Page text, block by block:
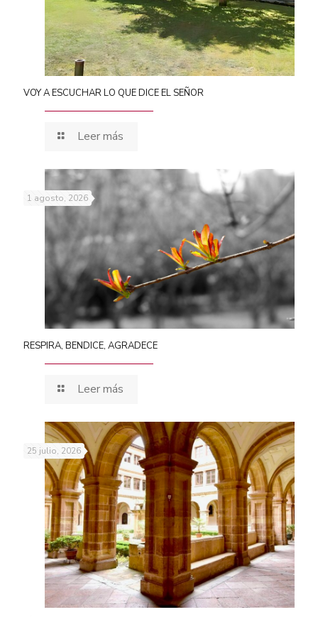
VOY A ESCUCHAR LO QUE DICE EL SEÑOR
Leer más
1 agosto, 2026
RESPIRA, BENDICE, AGRADECE
Leer más
25 julio, 2026